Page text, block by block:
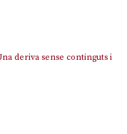
deriva sense continguts i